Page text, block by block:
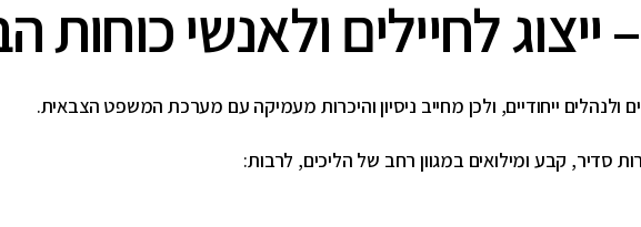
לחיילים ולאנשי כוחות
ייחודיים, ולכן מחייב ניסיון והיכרות מעמיקה עם מערכת המשפט הצבאית.
סדיר, קבע ומילואים במגוון רחב של הליכים, לרבות: